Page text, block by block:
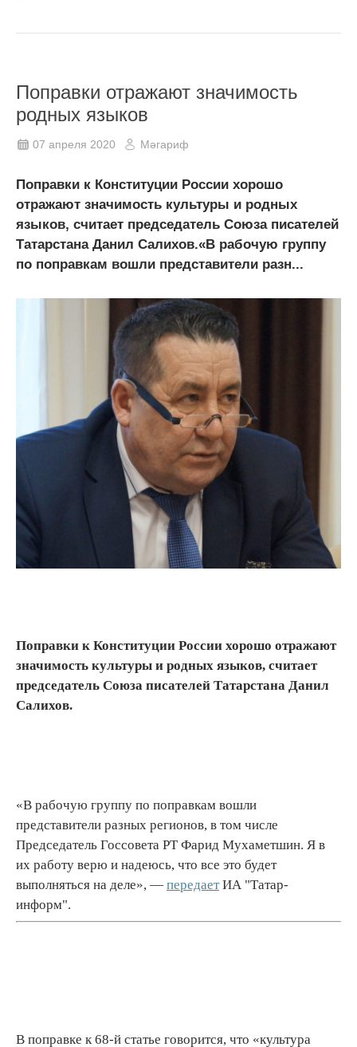
Поправки отражают значимость
родных языков
07 апреля 2020 Мәгариф
Поправки к Конституции России хорошо
отражают значимость культуры и родных
языков, считает председатель Союза писателей
Татарстана Данил Салихов.«В рабочую группу
по поправкам вошли представители разн...
Поправки к Конституции России хорошо отражают
значимость культуры и родных языков, считает
председатель Союза писателей Татарстана Данил
Салихов.
«В рабочую группу по поправкам вошли
представители разных регионов, в том числе
Председатель Госсовета РТ Фарид Мухаметшин. Я в
их работу верю и надеюсь, что все это будет
выполняться на деле», — передаетИА "Татар-
информ".
В поправке к 68-й статье говорится, что «культура